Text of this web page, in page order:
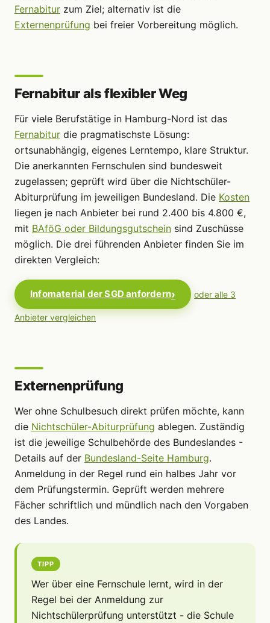
Fernabitur zum Ziel; alternativ ist die
Externenprüfung bei freier Vorbereitung möglich.
Fernabitur als flexibler Weg
Für viele Berufstätige in Hamburg-Nord ist das
Fernabitur die pragmatischste Lösung:
ortsunabhängig, eigenes Lerntempo, klare Struktur.
Die anerkannten Fernschulen sind bundesweit
zugelassen; geprüft wird über die Nichtschüler-
Abiturprüfung im jeweiligen Bundesland. Die Kosten
liegen je nach Anbieter bei rund 2.400 bis 4.800 €,
mit BAföG oder Bildungsgutschein sind Zuschüsse
möglich. Die drei führenden Anbieter finden Sie im
direkten Vergleich:
Infomaterial der SGD anfordern oder alle 3
Anbieter vergleichen
Externenprüfung
Wer ohne Schulbesuch direkt prüfen möchte, kann
die Nichtschüler-Abiturprüfung ablegen. Zuständig
ist die jeweilige Schulbehörde des Bundeslandes -
Details auf der Bundesland-Seite Hamburg.
Anmeldung in der Regel rund ein halbes Jahr vor
dem Prüfungstermin. Geprüft werden mehrere
Fächer schriftlich und mündlich nach den Vorgaben
des Landes.
TIPP
Wer über eine Fernschule lernt, wird in der
Regel bei der Anmeldung zur
Nichtschülerprüfung unterstützt - die Schule